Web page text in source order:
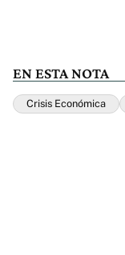
EN ESTA NOTA
Crisis Económica